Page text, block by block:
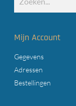
Mijn Account
Gegevens
Adressen
Bestellingen